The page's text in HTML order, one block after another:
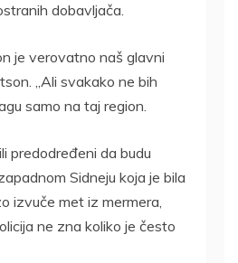
dobavljača.
je verovatno naš glavni
„Ali svakako ne bih
samo na taj region.
predodređeni da budu
Sidneju koja je bila
izvuče met iz mermera,
ne zna koliko je često